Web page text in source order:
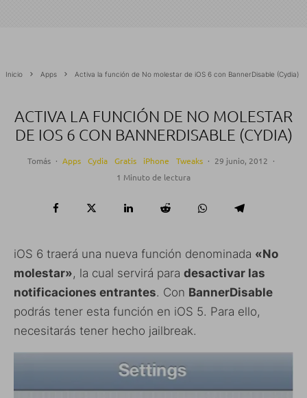
Inicio Apps Activa la función de No molestar de iOS 6 con BannerDisable (Cydia)
ACTIVA LA FUNCIÓN DE NO MOLESTAR
DE IOS 6 CON BANNERDISABLE (CYDIA)
Tomás · Apps Cydia Gratis iPhone Tweaks · 29 junio, 2012 ·
1 Minuto de lectura
iOS 6 traerá una nueva función denominada «No
molestar», la cual servirá para desactivar las
notificaciones entrantes. Con BannerDisable
podrás tener esta función en iOS 5. Para ello,
necesitarás tener hecho jailbreak.